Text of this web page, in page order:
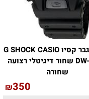
שעון לגבר קסיו G SHOCK CASIO
DW-6900 שחור דיגיטלי רצועה
שחורה
₪350